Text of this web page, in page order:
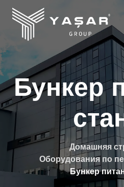
Бункер
Домашняя
Оборудования по
Бункер